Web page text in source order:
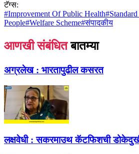
टॅग्स:
#Improvement Of Public Health#
People#Welfare Scheme#संपादकीय
आणखी संबंधित बातम्या
अग्रलेख : भारतापुढील कसरत
लक्षवेधी : सकरमाउथ कॅटफिशची